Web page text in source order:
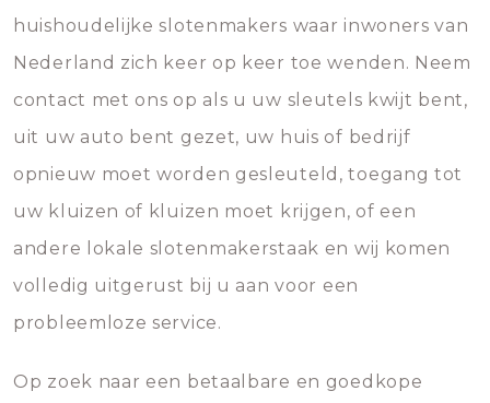
huishoudelijke slotenmakers waar inwoners van
Nederland zich keer op keer toe wenden. Neem
contact met ons op als u uw sleutels kwijt bent,
uit uw auto bent gezet, uw huis of bedrijf
opnieuw moet worden gesleuteld, toegang tot
uw kluizen of kluizen moet krijgen, of een
andere lokale slotenmakerstaak en wij komen
volledig uitgerust bij u aan voor een
probleemloze service.
Op zoek naar een betaalbare en goedkope